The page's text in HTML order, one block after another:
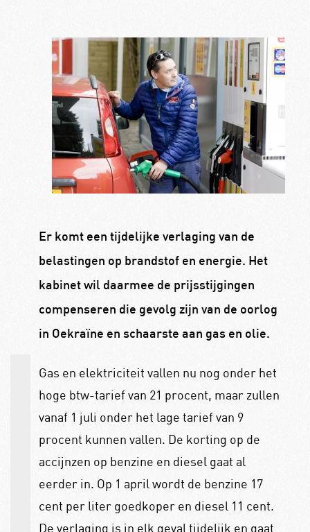
Er komt een tijdelijke verlaging van de
belastingen op brandstof en energie. Het
kabinet wil daarmee de prijsstijgingen
compenseren die gevolg zijn van de oorlog
in Oekraïne en schaarste aan gas en olie.
Gas en elektriciteit vallen nu nog onder het
hoge btw-tarief van 21 procent, maar zullen
vanaf 1 juli onder het lage tarief van 9
procent kunnen vallen. De korting op de
accijnzen op benzine en diesel gaat al
eerder in. Op 1 april wordt de benzine 17
cent per liter goedkoper en diesel 11 cent.
De verlaging is in elk geval tijdelijk en gaat